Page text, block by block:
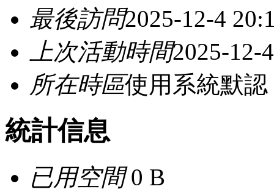
最後訪問2025-12-4
上次活動時間2025-12-
所在時區使用系統默認
統計信息
已用空間0 B